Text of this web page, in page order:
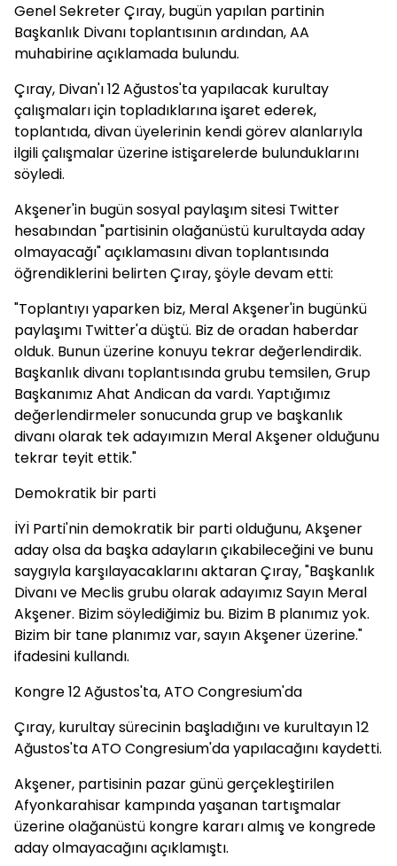
Genel Sekreter Çıray, bugün yapılan partinin
Başkanlık Divanı toplantısının ardından, AA
muhabirine açıklamada bulundu.
Çıray, Divan'ı 12 Ağustos'ta yapılacak kurultay
çalışmaları için topladıklarına işaret ederek,
toplantıda, divan üyelerinin kendi görev alanlarıyla
ilgili çalışmalar üzerine istişarelerde bulunduklarını
söyledi.
Akşener'in bugün sosyal paylaşım sitesi Twitter
hesabından "partisinin olağanüstü kurultayda aday
olmayacağı" açıklamasını divan toplantısında
öğrendiklerini belirten Çıray, şöyle devam etti:
"Toplantıyı yaparken biz, Meral Akşener'in bugünkü
paylaşımı Twitter'a düştü. Biz de oradan haberdar
olduk. Bunun üzerine konuyu tekrar değerlendirdik.
Başkanlık divanı toplantısında grubu temsilen, Grup
Başkanımız Ahat Andican da vardı. Yaptığımız
değerlendirmeler sonucunda grup ve başkanlık
divanı olarak tek adayımızın Meral Akşener olduğunu
tekrar teyit ettik."
Demokratik bir parti
İYİ Parti'nin demokratik bir parti olduğunu, Akşener
aday olsa da başka adayların çıkabileceğini ve bunu
saygıyla karşılayacaklarını aktaran Çıray, "Başkanlık
Divanı ve Meclis grubu olarak adayımız Sayın Meral
Akşener. Bizim söylediğimiz bu. Bizim B planımız yok.
Bizim bir tane planımız var, sayın Akşener üzerine."
ifadesini kullandı.
Kongre 12 Ağustos'ta, ATO Congresium'da
Çıray, kurultay sürecinin başladığını ve kurultayın 12
Ağustos'ta ATO Congresium'da yapılacağını kaydetti.
Akşener, partisinin pazar günü gerçekleştirilen
Afyonkarahisar kampında yaşanan tartışmalar
üzerine olağanüstü kongre kararı almış ve kongrede
aday olmayacağını açıklamıştı.